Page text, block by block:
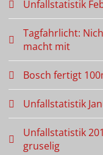
Unfallstatistik
Tagfahrlicht:
macht mit
Bosch fertigt
Unfallstatistik
Unfallstatistik
gruselig